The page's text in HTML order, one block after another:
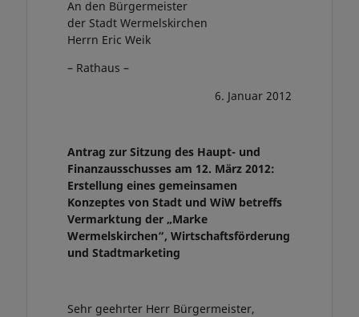
An den Bürgermeister
der Stadt Wermelskirchen
Herrn Eric Weik
– Rathaus –
6. Januar 2012
Antrag zur Sitzung des Haupt- und
Finanzausschusses am 12. März 2012:
Erstellung eines gemeinsamen
Konzeptes von Stadt und WiW betreffs
Vermarktung der „Marke
Wermelskirchen“, Wirtschaftsförderung
und Stadtmarketing
Sehr geehrter Herr Bürgermeister,